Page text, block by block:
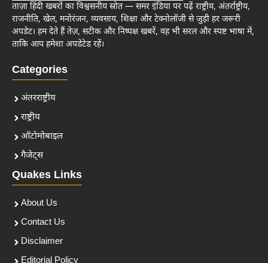
ताज़ा हिंदी खबरों का विश्वसनीय स्रोत — समर इंडिया पर पढ़ें राष्ट्रीय, अंतर्राष्ट्रीय,
राजनीति, खेल, मनोरंजन, व्यवसाय, शिक्षा और टेक्नोलॉजी से जुड़ी हर जरूरी
अपडेट। हम देते हैं तेज़, सटीक और निष्पक्ष खबरें, वह भी सरल और स्पष्ट भाषा में,
ताकि आप हमेशा अपडेटेड रहें।
Categories
अंतरराष्ट्रीय
राष्ट्रीय
ऑटोमोबाइल
गैजेट्स
Quakes Links
About Us
Contact Us
Disclaimer